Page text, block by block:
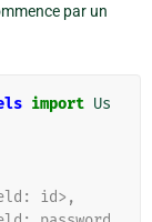
par un
import Us
id>,